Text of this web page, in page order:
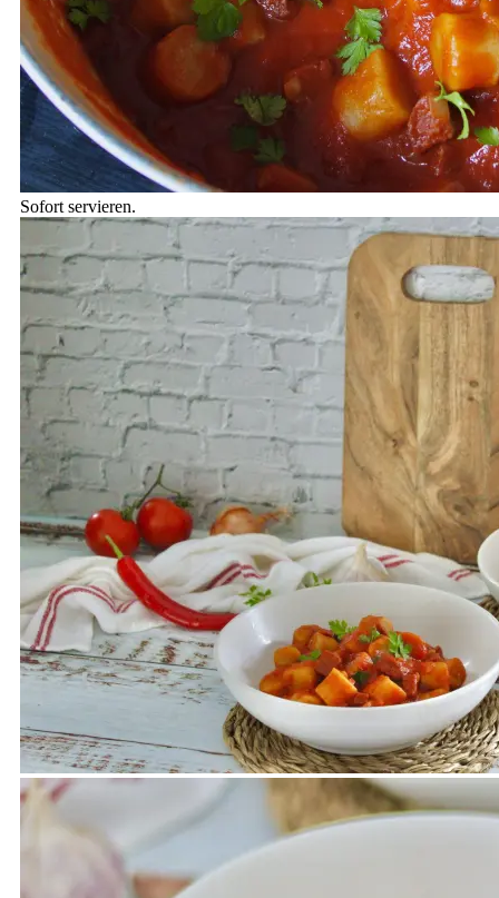
Sofort servieren.